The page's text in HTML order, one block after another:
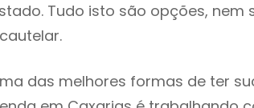
Tudo isto são opções, nem
das melhores formas de ter